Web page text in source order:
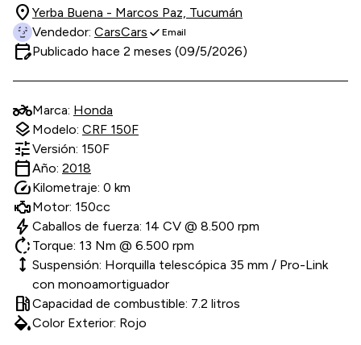
location_on Yerba Buena - Marcos Paz, Tucumán
Vendedor: CarsCars check Email
edit_calendarPublicado hace 2 meses (09/5/2026)
two_wheelerMarca: Honda
layers Modelo: CRF 150F
tuneVersión: 150F
calendar_todayAño: 2018
speedKilometraje: 0 km
Motor: 150cc
bolt Caballos de fuerza: 14 CV @ 8.500 rpm
rotate_right Torque: 13 Nm @ 6.500 rpm
height Suspensión: Horquilla telescópica 35 mm / Pro-Link
con monoamortiguador
local_gas_stationCapacidad de combustible: 7.2 litros
colorsColor Exterior: Rojo